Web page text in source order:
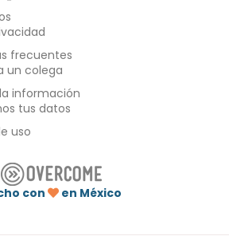
frecuentes
un colega
información
tus datos
uso
con
en México